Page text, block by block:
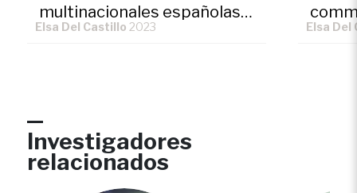
multinacionales españolas
en el mercado peruano
Elsa Del Castillo 2023 Elsa Del
Investigadores
relacionados